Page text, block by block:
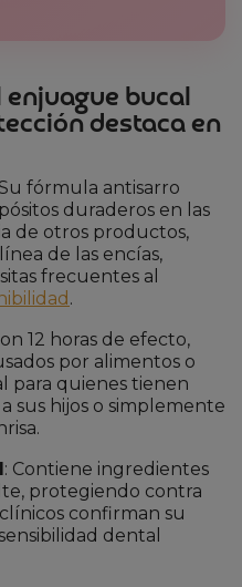
bucal
destaca en
fórmula antisarro
duraderos en las
de otros productos,
de las encías,
frecuentes al
.
12 horas de efecto,
por alimentos o
para quienes tienen
sus hijos o simplemente
: Contiene ingredientes
protegiendo contra
confirman su
dental